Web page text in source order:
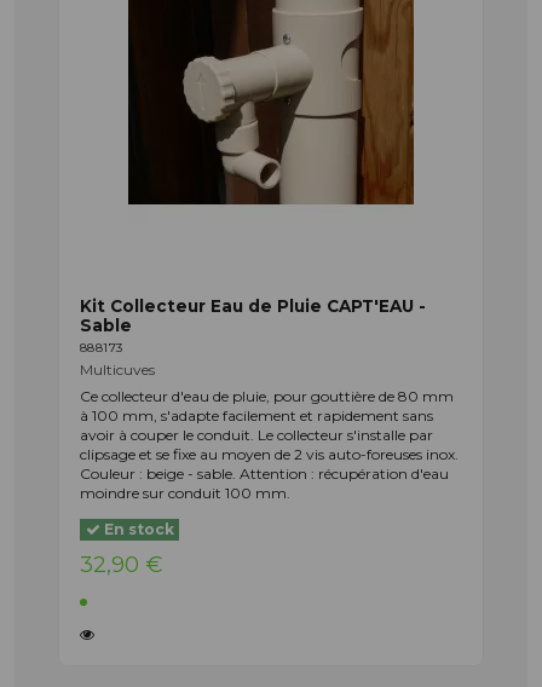
Kit Collecteur Eau de Pluie CAPT'EAU -
Sable
888173
Multicuves
Ce collecteur d'eau de pluie, pour gouttière de 80 mm
à 100 mm, s'adapte facilement et rapidement sans
avoir à couper le conduit. Le collecteur s'installe par
clipsage et se fixe au moyen de 2 vis auto-foreuses inox.
Couleur : beige - sable. Attention : récupération d'eau
moindre sur conduit 100 mm.
En stock
32,90 €